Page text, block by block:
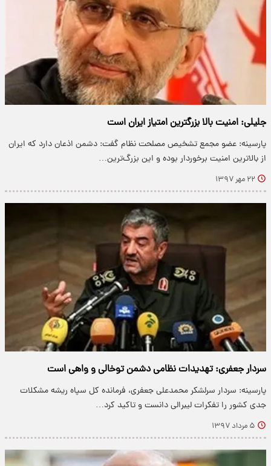
جلیلی: امنیت بالا بزرگترین امتیاز ایران است
پارسینه: عضو مجمع تشخیص مصلحت نظام گفت: دشمن اذعان دارد که ایران
از بالاترین امنیت برخوردار بوده و این بزرگ‌ترین…
۲۲ مهر ۱۳۹۷
سردار جعفری: تهدیدات نظامی دشمن توخالی و واهی است
پارسینه: سردار سرلشکر محمدعلی جعفری، فرمانده کل سپاه ریشه مشکلات
جدی کشور را تفکرات لیبرالی دانست و تاکید کرد…
۵ مرداد ۱۳۹۷